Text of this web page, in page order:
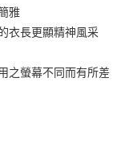
銀行
銀行
際商業銀行
灣）商業銀行
付方式。 讓您購物簡單
雅
衣長更顯精神風采
之螢幕不同而有所差